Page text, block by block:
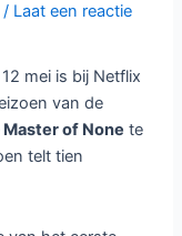
/ Laat een reactie
mei is bij Netflix
van de
Master of None te
telt tien